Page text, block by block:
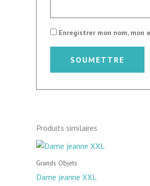
Enregistrer mon nom,
Produits similaires
Grands Objets
Dame jeanne XXL